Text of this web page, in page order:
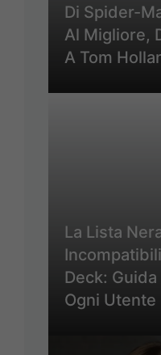
Di Spider-
Al Migliore,
A Tom
La Lista
Deck:
Ogni Utente